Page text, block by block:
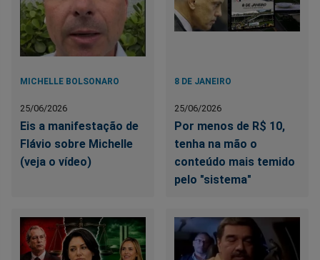
MICHELLE BOLSONARO
25/06/2026
Eis a manifestação de
Flávio sobre Michelle
(veja o vídeo)
8 DE JANEIRO
25/06/2026
Por menos de R$ 10,
tenha na mão o
conteúdo mais temido
pelo "sistema"